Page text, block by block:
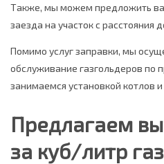
Также, мы можем предложить
заезда на участок с расстояния
Помимо услуг заправки, мы
обслуживание газгольдеров
занимаемся установкой котлов
Предлагаем
за куб/литр